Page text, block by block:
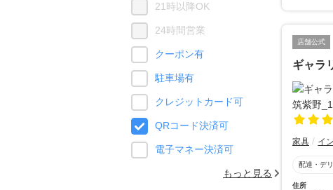
店舗公式
ギャラ
家具 イ
配達・デ
住所
21時以降OK
24時間営業
クーポン有
駐車場有
クレジットカード可
QRコード決済可
電子マネー決済可
もっと見る